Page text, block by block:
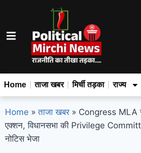
Home ताजा खबर मिर्ची तड़का राज्य
Home » ताजा खबर » Congress MLA से
एक्शन, विधानसभा की Privilege
नोटिस भेजा